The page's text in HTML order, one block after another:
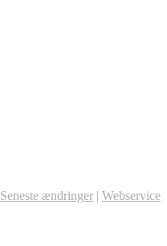
Seneste ændringer | Webservice